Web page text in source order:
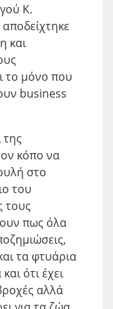
Κ.
και
το μόνο που
business
κόπο να
στο
του
τους
πως όλα
τα φτυάρια
ότι έχει
αλλά